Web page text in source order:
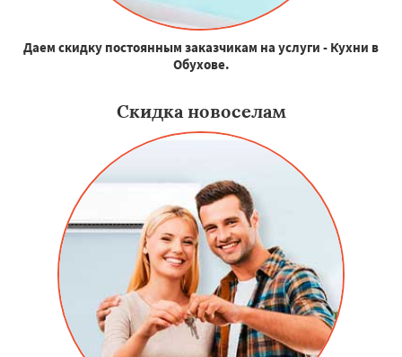
Даем скидку постоянным заказчикам на услуги - Кухни в
Обухове.
Скидка новоселам